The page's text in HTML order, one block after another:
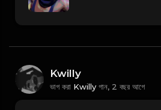
Kwilly
ভাগ করা Kwilly গান, 2 বছর আগে